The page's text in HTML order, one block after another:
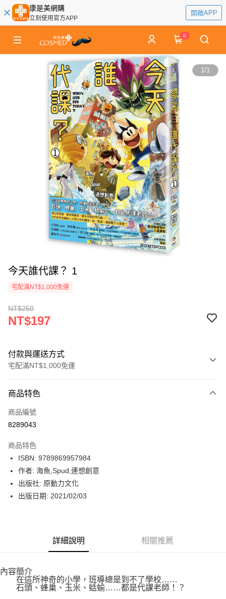
康是美網購
立刻使用官方APP
開啟APP
0
1/1
今天誰代課？ 1
宅配滿NT$1,000免運
NT$250
NT$197
付款與運送方式
宅配滿NT$1,000免運
icash Pay
信用卡一次付款
LINE Pay
Apple Pay
街口支付
博客來商品配送方式
每筆NT$80，滿NT$1,000(含以上)免運費
商品特色
商品編號
8289043
商品特色
ISBN: 9789869957984
作者: 海魚,Spud,連想創意
出版社: 原動力文化
出版日期: 2021/02/03
詳細說明 相關推薦
內容簡介
在這所神奇的小學，班導總是到不了學校……
石頭、蜂巢、玉米、蛞蝓……都是代課老師！？